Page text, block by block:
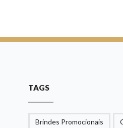
TAGS
Brindes Promocionais